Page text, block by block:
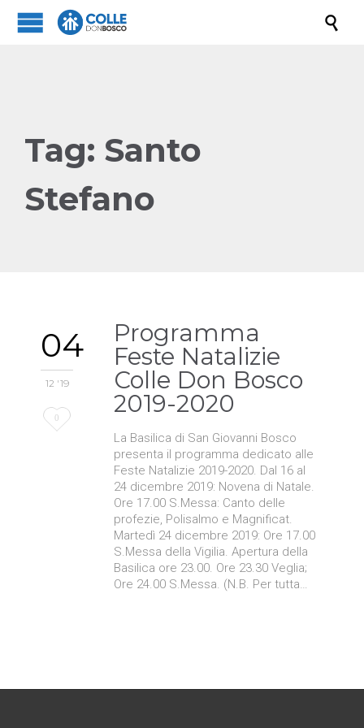

Tag: Santo
Stefano
04
12 '19
Love
0
Programma
Feste Natalizie
Colle Don Bosco
2019-2020
La Basilica di San Giovanni Bosco
presenta il programma dedicato alle
Feste Natalizie 2019-2020. Dal 16 al
24 dicembre 2019: Novena di Natale.
Ore 17.00 S.Messa: Canto delle
profezie, Polisalmo e Magnificat.
Martedì 24 dicembre 2019: Ore 17.00
S.Messa della Vigilia. Apertura della
Basilica ore 23.00. Ore 23.30 Veglia;
Ore 24.00 S.Messa. (N.B. Per tutta…